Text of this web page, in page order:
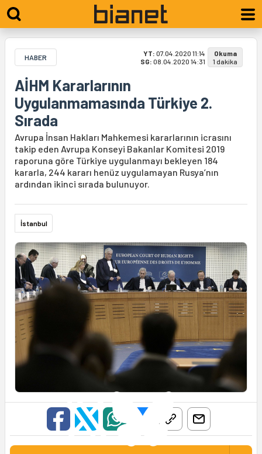
HABER YT: 07.04.2020 11:14
SG: 08.04.2020 14:31
Okuma
1 dakika
AİHM Kararlarının
Uygulanmamasında Türkiye 2.
Sırada
Avrupa İnsan Hakları Mahkemesi kararlarının icrasını
takip eden Avrupa Konseyi Bakanlar Komitesi 2019
raporuna göre Türkiye uygulanmayı bekleyen 184
kararla, 244 kararı henüz uygulamayan Rusya’nın
ardından ikinci sırada bulunuyor.
İstanbul